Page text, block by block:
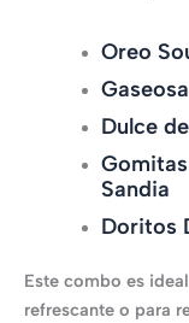
Oreo
Dulce
Sandia
Doritos
Este combo es
refrescante o para